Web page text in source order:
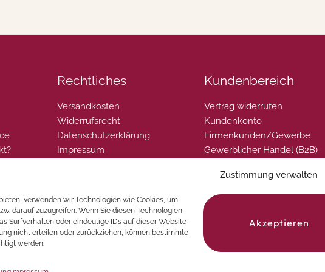
Zustimmung verwalten
verwenden wir Technologien wie Cookies, um
darauf zuzugreifen. Wenn Sie diesen Technologien
Surfverhalten oder eindeutige IDs auf dieser Website
nicht erteilen oder zurückziehen, können bestimmte
werden.
Akzeptieren
Rechtliches
Versandkosten
Widerrufsrecht
Datenschutzerklärung
Impressum
AGB
Kundenbereich
Vertrag widerrufen
Kundenkonto
Firmenkunden/Gewerbe
Gewerblicher Handel (B2B)
Gutschein verschenken
Geschenksets konfektioniert